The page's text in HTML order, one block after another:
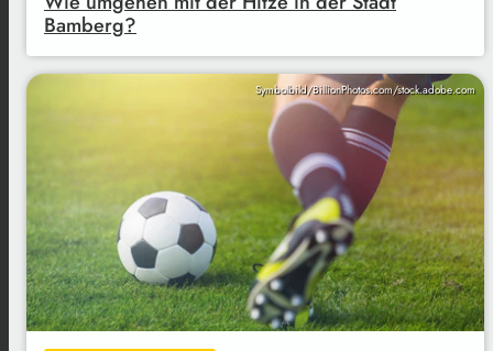
Bamberg?
Symbolbild/BillionPhotos.com/stock.adobe.com